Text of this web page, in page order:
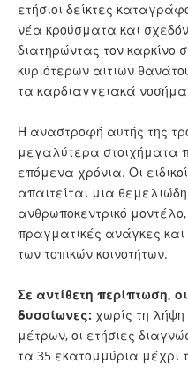
ετήσιοι δείκτες
νέα κρούσματα και
διατηρώντας τον καρκίνο
κυριότερων αιτιών
τα καρδιαγγειακά
Η αναστροφή αυτής της
μεγαλύτερα στοιχήματα
επόμενα χρόνια. Οι
απαιτείται μια
ανθρωποκεντρικό
πραγματικές ανάγκες
των τοπικών κοινοτήτων.
Σε αντίθετη περίπτωση,
δυσοίωνες: χωρίς τη
μέτρων, οι ετήσιες
τα 35 εκατομμύρια μέχρι